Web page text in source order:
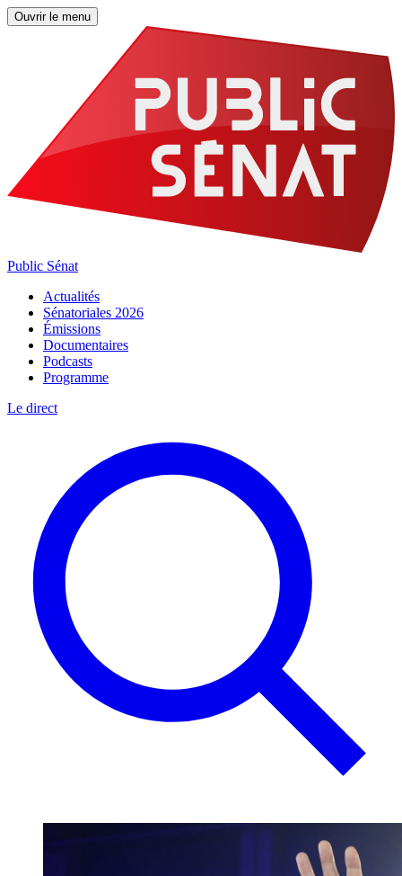
Ouvrir le menu
Public Sénat
Actualités
Sénatoriales 2026
Émissions
Documentaires
Podcasts
Programme
Le direct